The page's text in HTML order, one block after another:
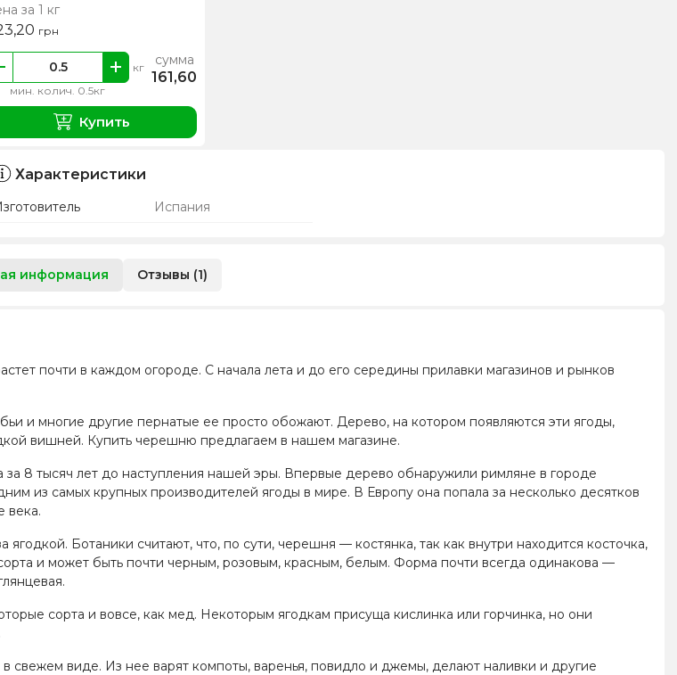
за 1 кг
грн
мин. колич. 0.5кг
кг сумма
161,60
Купить
Характеристики
Испания
информация Отзывы (1)
почти в каждом огороде. С начала лета и до его середины прилавки магазинов и рынков
и многие другие пернатые ее просто обожают. Дерево, на котором появляются эти ягоды,
вишней. Купить черешню предлагаем в нашем магазине.
за 8 тысяч лет до наступления нашей эры. Впервые дерево обнаружили римляне в городе
из самых крупных производителей ягоды в мире. В Европу она попала за несколько десятков
века.
ягодкой. Ботаники считают, что, по сути, черешня — костянка, так как внутри находится косточка,
и может быть почти черным, розовым, красным, белым. Форма почти всегда одинакова —
сорта и вовсе, как мед. Некоторым ягодкам присуща кислинка или горчинка, но они
свежем виде. Из нее варят компоты, варенья, повидло и джемы, делают наливки и другие